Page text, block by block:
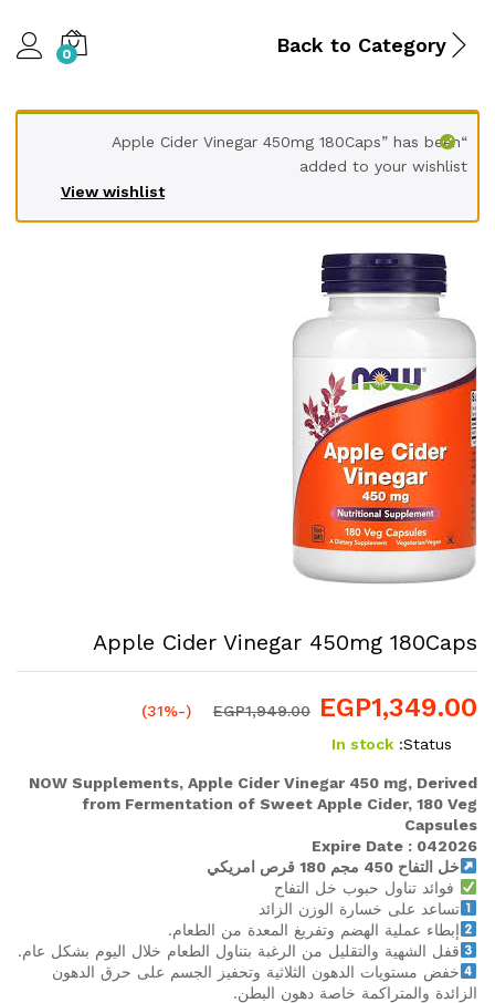
Back to Category
0
View wishlist
“Apple Cider Vinegar 450mg 180Caps” has been
added to your wishlist
Apple Cider Vinegar 450mg 180Caps
EGP1,349.00
EGP1,949.00
(-31%)
Status:
In stock
NOW Supplements, Apple Cider Vinegar 450 mg, Derived
from Fermentation of Sweet Apple Cider, 180 Veg
Capsules
Expire Date : 042026
خل التفاح 450 مجم 180 قرص امريكي
فوائد تناول حبوب خل التفاح
تساعد على خسارة الوزن الزائد
إبطاء عملية الهضم وتفريغ المعدة من الطعام.
قفل الشهية والتقليل من الرغبة بتناول الطعام خلال اليوم بشكل عام.
خفض مستويات الدهون الثلاثية وتحفيز الجسم على حرق الدهون
الزائدة والمتراكمة خاصة دهون البطن.